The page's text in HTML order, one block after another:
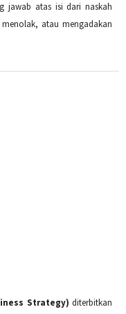
jawab atas isi dari naskah
atau mengadakan
Strategy) diterbitkan